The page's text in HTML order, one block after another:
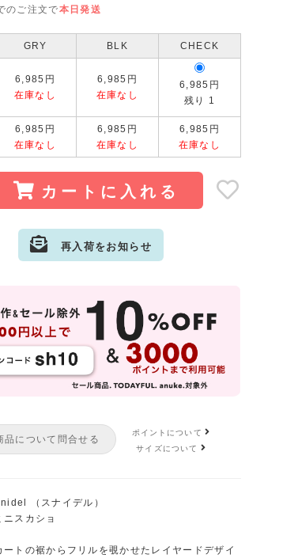
のご注文で本日発送
GRY BLK CHECK
6,985円
在庫なし
6,985円
在庫なし
6,985円
残り 1
6,985円
在庫なし
6,985円
在庫なし
6,985円
在庫なし
カートに入れる
再入荷をお知らせ
サイズ:0(S) カラー: BLK
イズ:1(M) カラー: GRY
イズ:1(M) カラー: BLK
カラー: CHECK
品について問合せる
ポイントについて
サイズについて
（スナイデル）
ニスカショ
ートの裾からフリルを覗かせたレイヤードデザイ